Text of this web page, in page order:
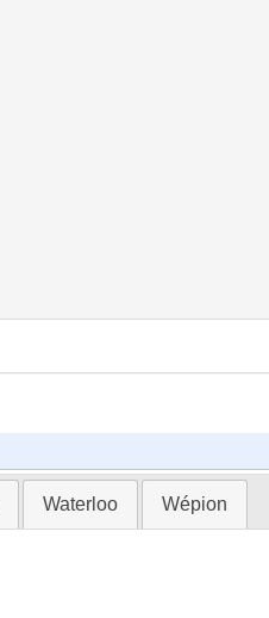
Waterloo Wépion